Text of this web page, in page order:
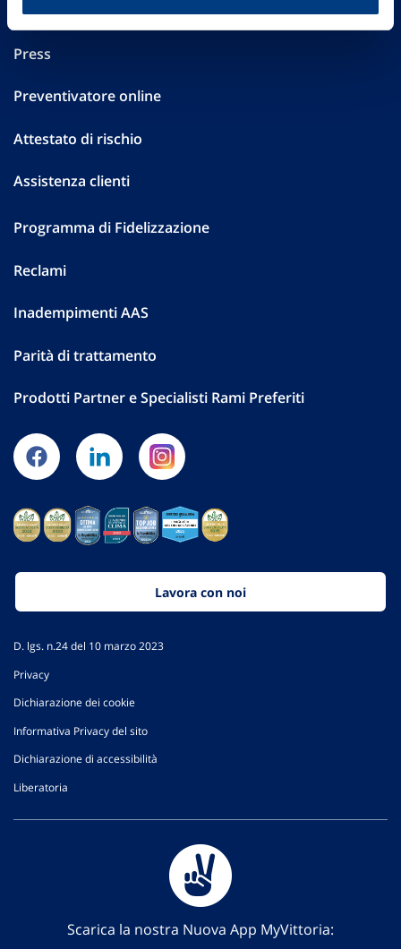
Performances
Press
Preventivatore online
Attestato di rischio
Assistenza clienti
Programma di Fidelizzazione
Reclami
Inadempimenti AAS
Parità di trattamento
Prodotti Partner e Specialisti Rami Preferiti
Lavora con noi
D. lgs. n.24 del 10 marzo 2023
Privacy
Dichiarazione dei cookie
Informativa Privacy del sito
Dichiarazione di accessibilità
Liberatoria
Scarica la nostra Nuova App MyVittoria: